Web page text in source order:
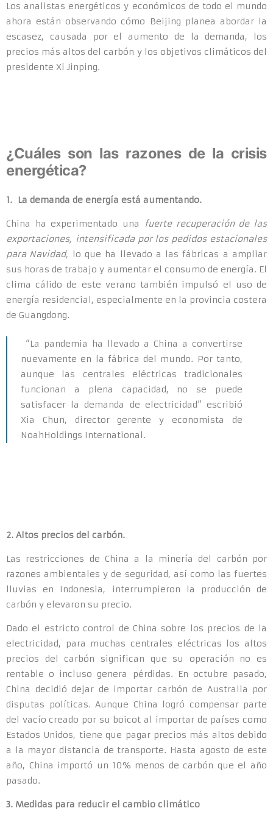
Los analistas energéticos y económicos de todo el mundo
ahora están observando cómo Beijing planea abordar la
escasez, causada por el aumento de la demanda, los
precios más altos del carbón y los objetivos climáticos del
presidente Xi Jinping.
¿Cuáles son las razones de la crisis
energética?
1. La demanda de energía está aumentando.
China ha experimentado una
fuerte recuperación de las
exportaciones, intensificada por los pedidos estacionales
para Navidad, lo que ha llevado a las fábricas a ampliar
sus horas de trabajo y aumentar el consumo de energía. El
clima cálido de este verano también impulsó el uso de
energía residencial, especialmente en la provincia costera
de Guangdong.
“La pandemia ha llevado a China a convertirse
nuevamente en la fábrica del mundo. Por tanto,
aunque las centrales eléctricas tradicionales
funcionan a plena capacidad, no se puede
satisfacer la demanda de electricidad” escribió
Xia Chun, director gerente y economista de
NoahHoldings International.
2. Altos precios del carbón.
Las restricciones de China a la minería del carbón por
razones ambientales y de seguridad, así como las fuertes
lluvias en Indonesia, interrumpieron la producción de
carbón y elevaron su precio.
Dado el estricto control de China sobre los precios de la
electricidad, para muchas centrales eléctricas los altos
precios del carbón significan que su operación no es
rentable o incluso genera pérdidas. En octubre pasado,
China decidió dejar de importar carbón de Australia por
disputas políticas. Aunque China logró compensar parte
del vacío creado por su boicot al importar de países como
Estados Unidos, tiene que pagar precios más altos debido
a la mayor distancia de transporte. Hasta agosto de este
año, China importó un 10% menos de carbón que el año
pasado.
3. Medidas para reducir el cambio climático